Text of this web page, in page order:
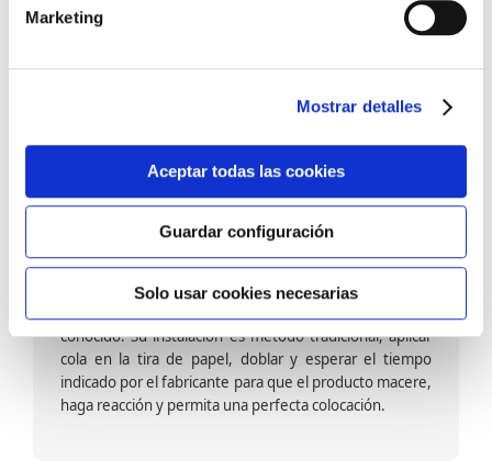
Marketing
Mostrar detalles
Aceptar todas las cookies
Guardar configuración
Solo usar cookies necesarias
barniz multiadherente en base agua. En zonas de
fuegos, se recomienda proteger con placas, silestone,
dado que el frotar en exceso dañaría el papel. Su
colocación es cola en la pared y tira en seco, sin
colocación es fácil rápida y sencilla.
Papel pintado calidad papel:
Formado por una capa de papel sobre un soporte de
conocido. Su instalación es método tradicional, aplicar
cola en la tira de papel, doblar y esperar el tiempo
indicado por el fabricante para que el producto macere,
haga reacción y permita una perfecta colocación.